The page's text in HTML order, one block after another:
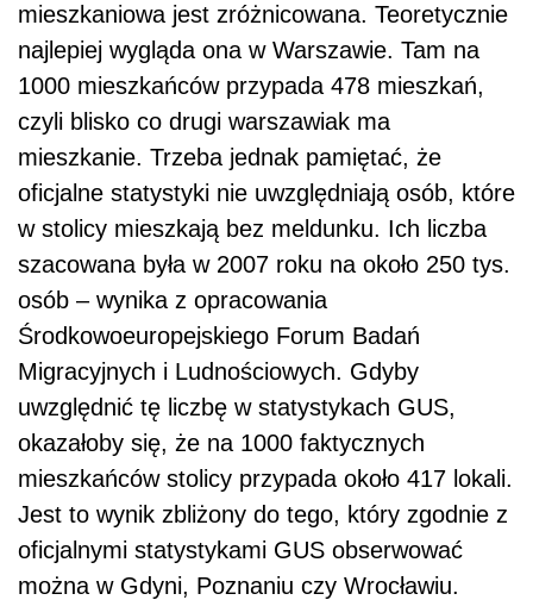
mieszkaniowa jest zróżnicowana. Teoretycznie
najlepiej wygląda ona w Warszawie. Tam na
1000 mieszkańców przypada 478 mieszkań,
czyli blisko co drugi warszawiak ma
mieszkanie. Trzeba jednak pamiętać, że
oficjalne statystyki nie uwzględniają osób, które
w stolicy mieszkają bez meldunku. Ich liczba
szacowana była w 2007 roku na około 250 tys.
osób – wynika z opracowania
Środkowoeuropejskiego Forum Badań
Migracyjnych i Ludnościowych. Gdyby
uwzględnić tę liczbę w statystykach GUS,
okazałoby się, że na 1000 faktycznych
mieszkańców stolicy przypada około 417 lokali.
Jest to wynik zbliżony do tego, który zgodnie z
oficjalnymi statystykami GUS obserwować
można w Gdyni, Poznaniu czy Wrocławiu.